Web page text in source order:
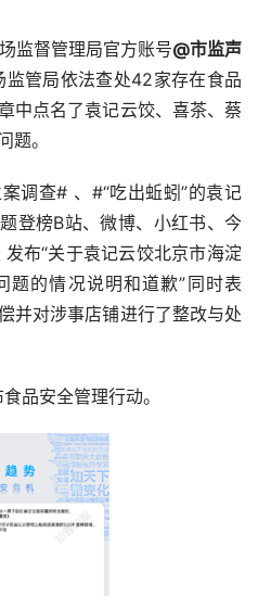
监督管理局官方账号@市监声
管局依法查处42家存在食品
中点名了袁记云饺、喜茶、蔡
题。
调查# 、#“吃出蚯蚓”的袁记
登榜B站、微博、小红书、今
发布“关于袁记云饺北京市海淀
题的情况说明和道歉”同时表
并对涉事店铺进行了整改与处
品安全管理行动。